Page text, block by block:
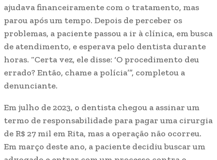
ajudava financeiramente com o tratamento, mas
parou após um tempo. Depois de perceber os
problemas, a paciente passou a ir à clínica, em busca
de atendimento, e esperava pelo dentista durante
horas. “Certa vez, ele disse: ‘O procedimento deu
errado? Então, chame a polícia’”, completou a
denunciante.
Em julho de 2023, o dentista chegou a assinar um
termo de responsabilidade para pagar uma cirurgia
de R$ 27 mil em Rita, mas a operação não ocorreu.
Em março deste ano, a paciente decidiu buscar um